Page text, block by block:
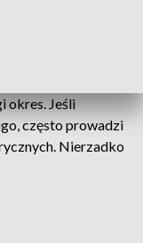
okres. Jeśli
często prowadzi
Nierzadko